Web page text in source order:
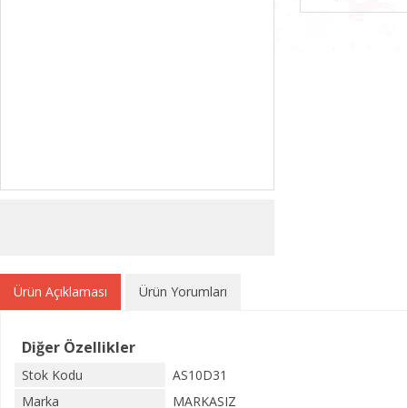
Ürün Açıklaması Ürün Yorumları
Diğer Özellikler
Stok Kodu
AS10D31
Marka
MARKASIZ